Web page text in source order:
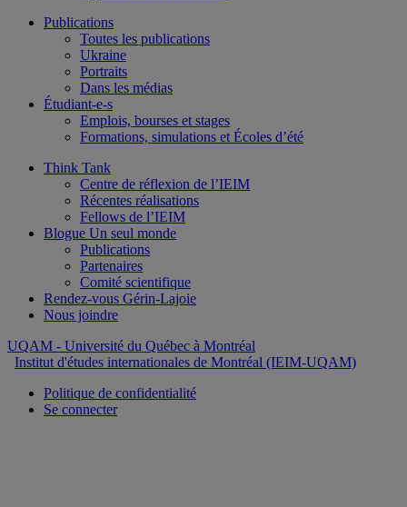
Publications
Toutes les publications
Ukraine
Portraits
Dans les médias
Étudiant-e-s
Emplois, bourses et stages
Formations, simulations et Écoles d’été
Think Tank
Centre de réflexion de l’IEIM
Récentes réalisations
Fellows de l’IEIM
Blogue Un seul monde
Publications
Partenaires
Comité scientifique
Rendez-vous Gérin-Lajoie
Nous joindre
UQAM - Université du Québec à Montréal
Institut d'études internationales de Montréal (IEIM-UQAM)
Politique de confidentialité
Se connecter